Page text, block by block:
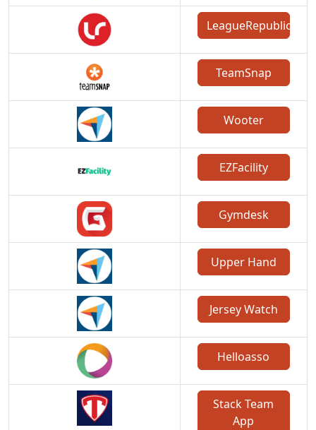
LeagueRepublic
TeamSnap
Wooter
EZFacility
Gymdesk
Upper Hand
Jersey Watch
Helloasso
Stack Team
App